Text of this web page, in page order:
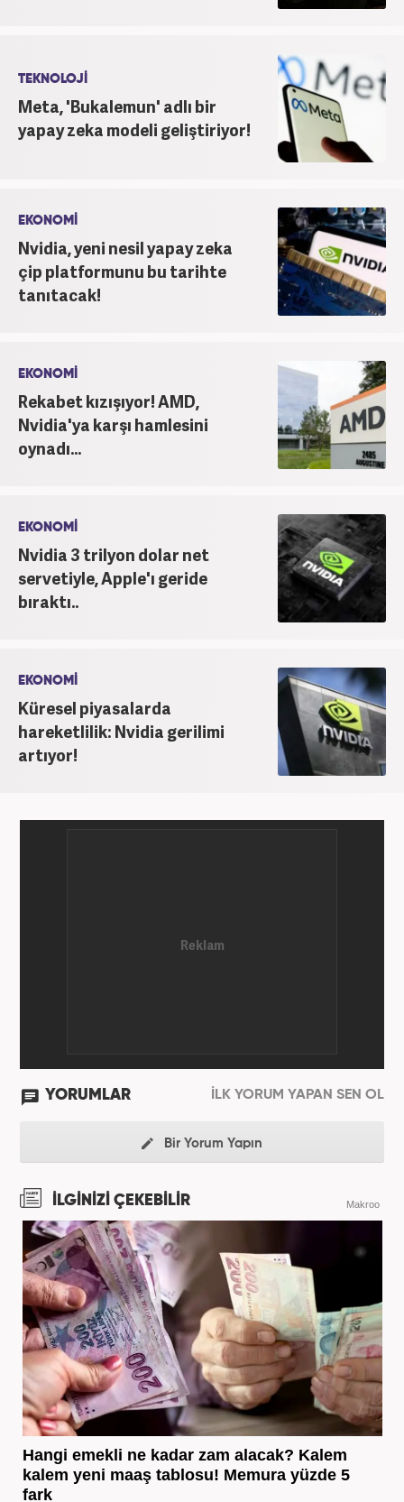
TEKNOLOJİ
Meta, 'Bukalemun' adlı bir
yapay zeka modeli geliştiriyor!
EKONOMİ
Nvidia, yeni nesil yapay zeka
çip platformunu bu tarihte
tanıtacak!
EKONOMİ
Rekabet kızışıyor! AMD,
Nvidia'ya karşı hamlesini
oynadı...
EKONOMİ
Nvidia 3 trilyon dolar net
servetiyle, Apple'ı geride
bıraktı..
EKONOMİ
Küresel piyasalarda
hareketlilik: Nvidia gerilimi
artıyor!
YORUMLAR İLK YORUM YAPAN SEN OL
Bir Yorum Yapın
İLGİNİZİ ÇEKEBİLİR Makroo
Hangi emekli ne kadar zam alacak? Kalem
kalem yeni maaş tablosu! Memura yüzde 5
fark